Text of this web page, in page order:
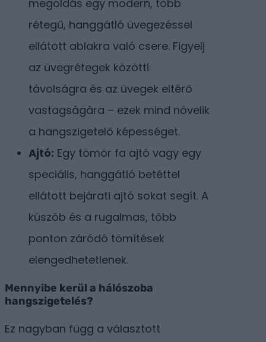
megoldás egy modern, több
rétegű, hanggátló üvegezéssel
ellátott ablakra való csere. Figyelj
az üvegrétegek közötti
távolságra és az üvegek eltérő
vastagságára – ezek mind növelik
a hangszigetelő képességet.
Ajtó: Egy tömör fa ajtó vagy egy
speciális, hanggátló betéttel
ellátott bejárati ajtó sokat segít. A
küszöb és a rugalmas, több
ponton záródó tömítések
elengedhetetlenek.
Mennyibe kerül a hálószoba
hangszigetelés?
Ez nagyban függ a választott